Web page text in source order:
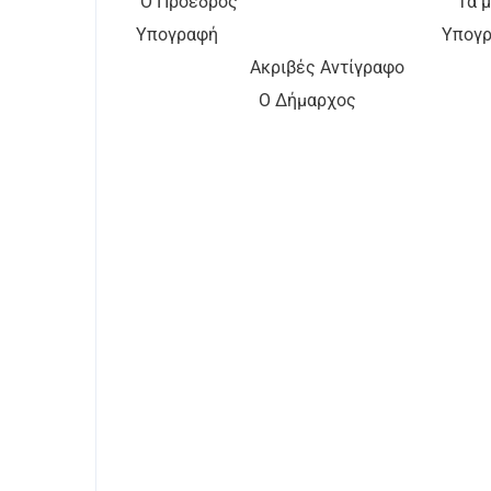
Υπογραφή
Ακριβές Αντίγραφο
Ο Δήμαρχος